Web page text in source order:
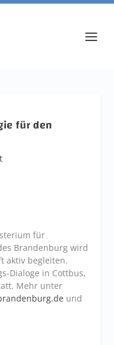
für den
für
Brandenburg wird
aktiv begleiten.
Dialoge in Cottbus,
Mehr unter
und